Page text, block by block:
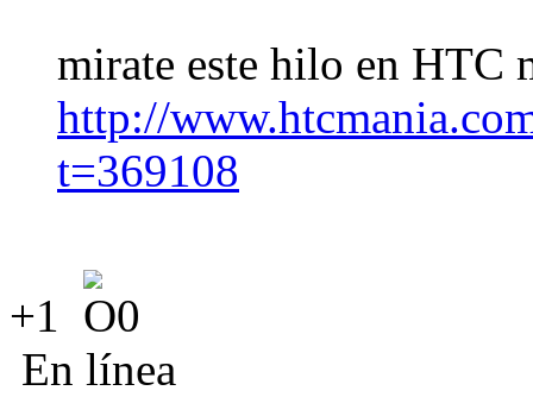
mirate este hilo en HTC
http://
t=369108
+1
En línea